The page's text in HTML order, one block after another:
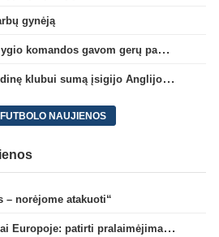
gynėją
A. Tapinas: „Iš europinio lygio komandos gavom gerų pamokų“
Oficialu: „Leeds“ už rekordinę klubui sumą įsigijo Anglijos rinktinės vartininką
NAUJIENOS
– norėjome atakuoti“
Lietuvos klubų pasirodymai Europoje: patirti pralaimėjimai Kroatijos atstovams